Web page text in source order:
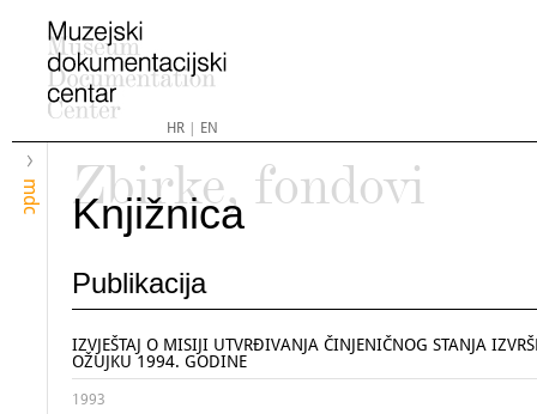
HR| EN
mdc
Zbirke, fondovi
Knjižnica
Publikacija
IZVJEŠTAJ O MISIJI UTVRĐIVANJA ČINJENIČNOG STANJA
OŽUJKU 1994. GODINE
1993